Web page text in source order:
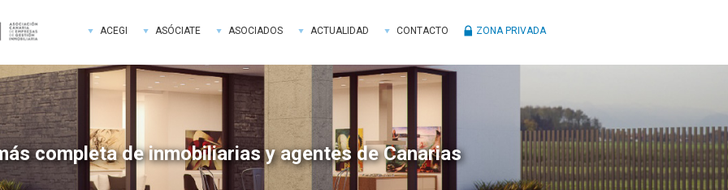
ACEGI ASÓCIATE ASOCIADOS ACTUALIDAD CONTACTO ZONA PRIVADA
completa de inmobiliarias y agentes de Canarias